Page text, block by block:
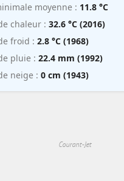
moyenne : 11.8 °C
chaleur : 32.6 °C (2016)
froid : 2.8 °C (1968)
pluie : 22.4 mm (1992)
neige : 0 cm (1943)
Courant-Jet